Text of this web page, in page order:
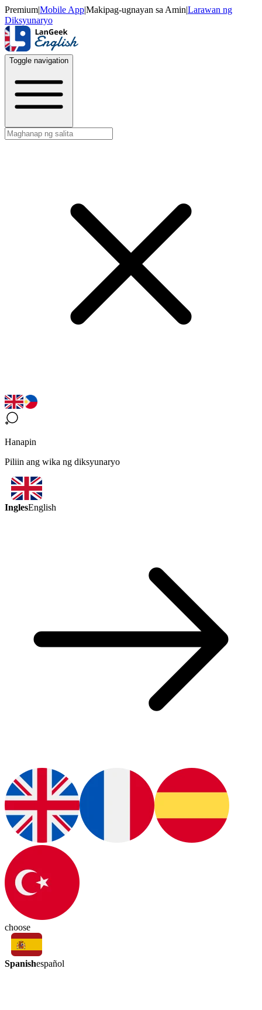
Premium|Mobile App|Makipag-ugnayan sa Amin|Larawan ng
Diksyunaryo
Toggle navigation
Hanapin
Piliin ang wika ng diksyunaryo
InglesEnglish
choose
Spanishespañol